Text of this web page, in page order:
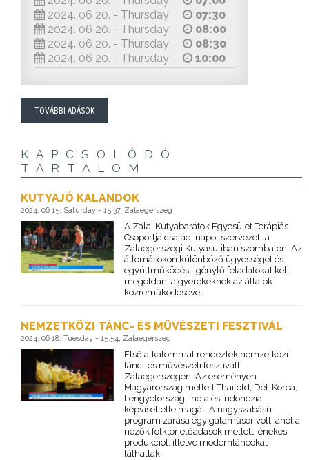
2024. 06 20. - Thursday
07:30
2024. 06 20. - Thursday
08:00
2024. 06 20. - Thursday
08:30
2024. 06 20. - Thursday
10:00
TOVÁBBI ADÁSOK
KAPCSOLÓDÓ
TARTALOM
KUTYAJÓ KALANDOK
2024. 06 15. Saturday - 15:37, Zalaegerszeg
A Zalai Kutyabarátok Egyesület Terápiás
Csoportja családi napot szervezett a
Zalaegerszegi Kutyasuliban szombaton. Az
állomásokon különböző ügyességet és
együttműködést igénylő feladatokat kell
megoldani a gyerekeknek az állatok
közreműködésével.
NEMZETKÖZI TÁNC- ÉS MŰVÉSZETI FESZTIVÁL
2024. 06 18. Tuesday - 15:54, Zalaegerszeg
Első alkalommal rendeztek nemzetközi
tánc- és művészeti fesztivált
Zalaegerszegen. Az eseményen
Magyarország mellett Thaiföld, Dél-Korea,
Lengyelország, India és Indonézia
képviseltette magát. A nagyszabású
program zárása egy gálaműsor volt, ahol a
nézők folklór előadások mellett, énekes
produkciót, illetve moderntáncokat
láthattak.